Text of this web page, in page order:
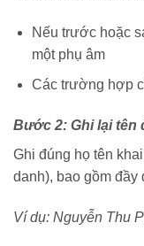
Nếu trước hoặc
một phụ âm
Các trường hợp
Bước 2: Ghi lại tên
Ghi đúng họ tên
danh), bao gồm đầy
Ví dụ: Nguyễn Thu